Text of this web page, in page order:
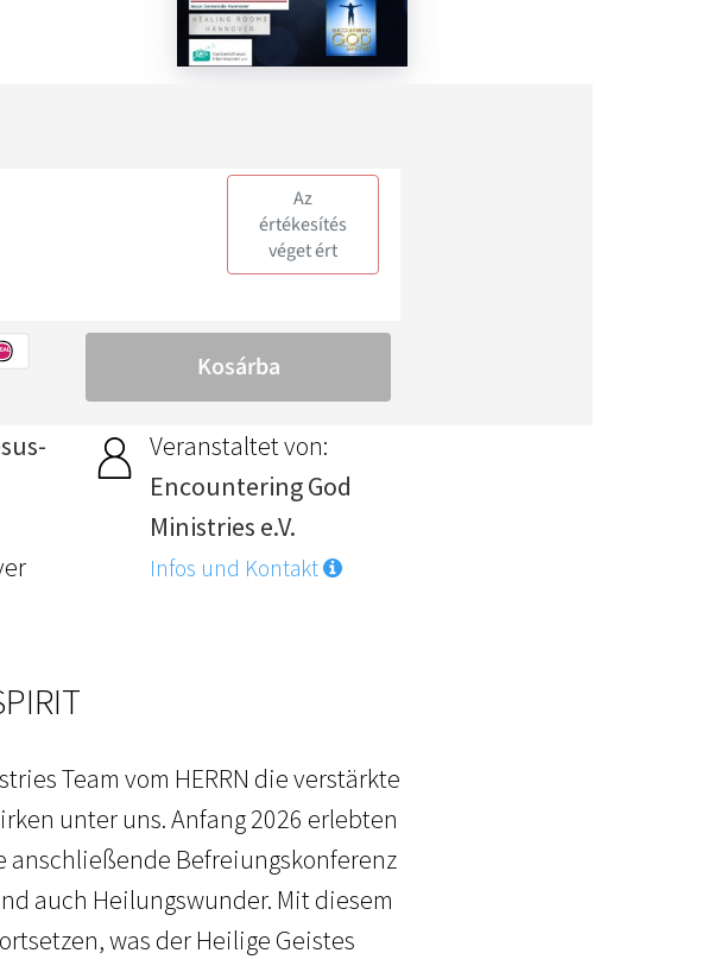
Veranstaltet von:
Encountering God
Ministries e.V.
Infos und Kontakt
Team vom HERRN die verstärkte
unter uns. Anfang 2026 erlebten
anschließende Befreiungskonferenz
auch Heilungswunder. Mit diesem
was der Heilige Geistes